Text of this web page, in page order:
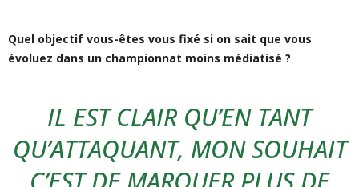
Quel objectif vous-êtes vous fixé si on sait que vous
évoluez dans un championnat moins médiatisé ?
IL EST CLAIR QU’EN TANT
QU’ATTAQUANT, MON SOUHAIT